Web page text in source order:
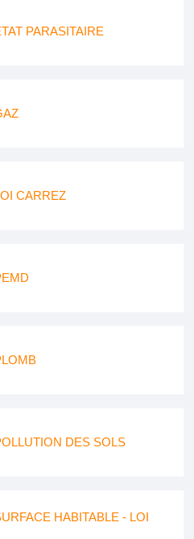
PARASITAIRE
CARREZ
DES SOLS
HABITABLE - LOI